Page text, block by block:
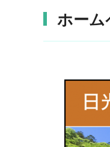
ホー